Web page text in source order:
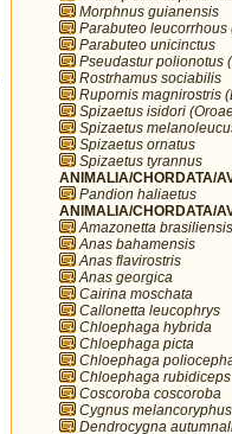
Morphnus guianensis
Parabuteo
Parabuteo unicinctus
Pseudastur polionotus
Rostrhamus sociabilis
Rupornis magnirostris
Spizaetus isidori
Spizaetus
Spizaetus ornatus
Spizaetus tyrannus
ANIMALIA/CHORDATA/
Pandion haliaetus
ANIMALIA/CHORDATA/
Amazonetta brasiliensis
Anas bahamensis
Anas flavirostris
Anas georgica
Cairina moschata
Callonetta leucophrys
Chloephaga hybrida
Chloephaga picta
Chloephaga
Chloephaga rubidiceps
Coscoroba coscoroba
Cygnus melancoryphus
Dendrocygna